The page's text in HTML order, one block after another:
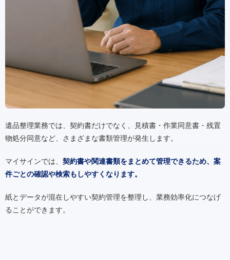
遺品整理業務では、契約書だけでなく、見積書・作業同意書・残置
物処分同意など、さまざまな書類管理が発生します。
マイサインでは、 契約書や関連書類をまとめて管理できるため、案
件ごとの確認や検索もしやすくなります。
紙とデータが混在しやすい契約管理を整理し、業務効率化につなげ
ることができます。